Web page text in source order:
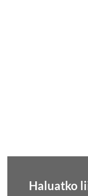
Haluatko